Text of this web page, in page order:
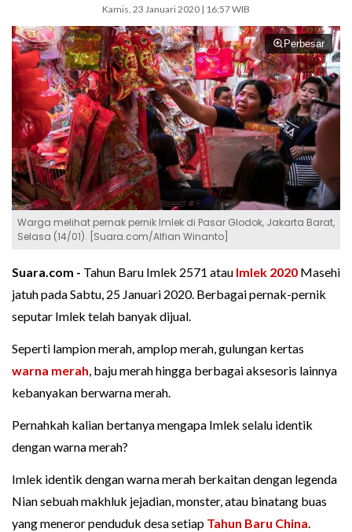
Kamis, 23 Januari 2020 | 16:57 WIB
Perbesar
Warga melihat pernak pernik Imlek di Pasar Glodok, Jakarta Barat,
Selasa (14/01). [Suara.com/Alfian Winanto]
Suara.com - Tahun Baru Imlek 2571 atau Imlek 2020 Masehi
jatuh pada Sabtu, 25 Januari 2020. Berbagai pernak-pernik
seputar Imlek telah banyak dijual.
Seperti lampion merah, amplop merah, gulungan kertas
warna merah, baju merah hingga berbagai aksesoris lainnya
kebanyakan berwarna merah.
Pernahkah kalian bertanya mengapa Imlek selalu identik
dengan warna merah?
Imlek identik dengan warna merah berkaitan dengan legenda
Nian sebuah makhluk jejadian, monster, atau binatang buas
yang meneror penduduk desa setiap Tahun Baru China.